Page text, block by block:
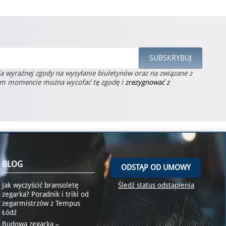
zgody na wysyłanie biuletynów oraz na związane z
momencie można wycofać tę zgodę i zrezygnować z
BLOG
Jak wyczyścić bransoletę
zegarka? Poradnik i triki od
zegarmistrzów z Tempus
Łódź
Budowa zegarka –
ODSTĄP OD UMOWY
Śledź status odstąpienia